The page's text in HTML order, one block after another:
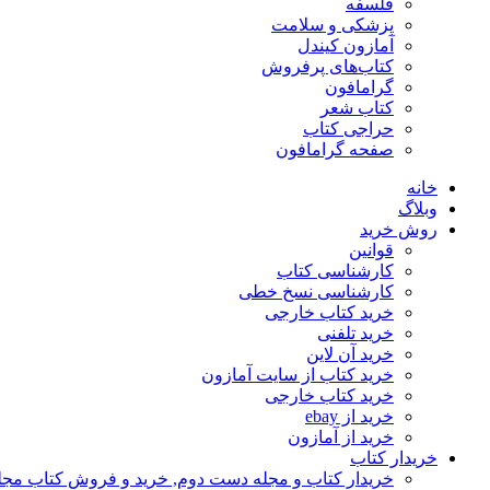
فلسفه
پزشکی و سلامت
آمازون کیندل
کتاب‌های پرفروش
گرامافون
کتاب شعر
حراجی کتاب
صفحه گرامافون
خانه
وبلاگ
روش خرید
قوانین
کارشناسی کتاب
کارشناسی نسخ خطی
خرید کتاب خارجی
خرید تلفنی
خرید آن لاین
خرید کتاب از سایت آمازون
خرید کتاب خارجی
خرید از ebay
خرید از آمازون
خریدار کتاب
خریدار کتاب و مجله دست دوم, خرید و فروش کتاب